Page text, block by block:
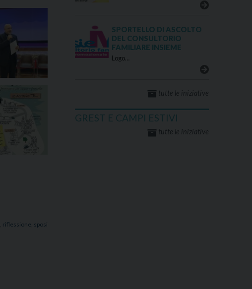
riflessione sposi
SPORTELLO DI ASCOLTO
DEL CONSULTORIO
FAMILIARE INSIEME
Logo…
tutte le iniziative
GREST E CAMPI ESTIVI
tutte le iniziative